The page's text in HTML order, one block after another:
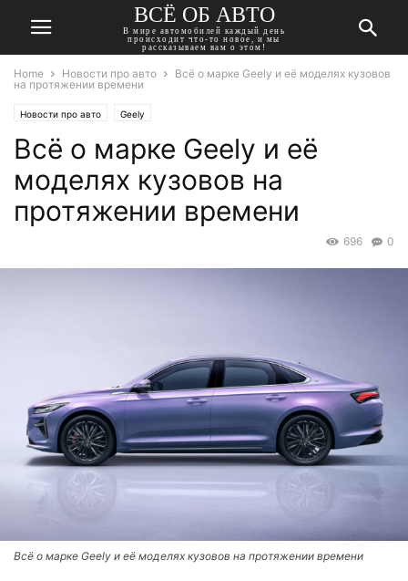
ВСЁ ОБ АВТО
В мире автомобилей каждый день
происходит что-то новое, и мы
рассказываем вам о этом!
Home Новости про авто
Всё о марке Geely и её моделях кузовов
на протяжении времени
Новости про авто Geely
Всё о марке Geely и её
моделях кузовов на
протяжении времени
0
696
Всё о марке Geely и её моделях кузовов на протяжении времени